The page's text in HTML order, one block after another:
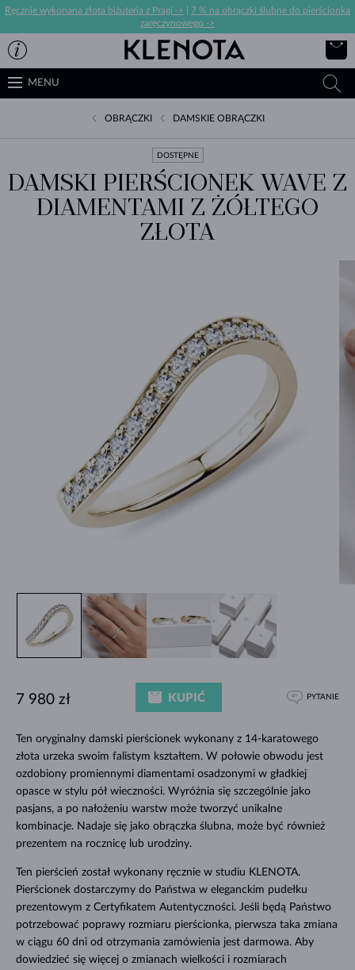
Ręcznie wykonana złota biżuteria z Pragi ->
7 % na obrączki ślubne do pierścionka
zaręczynowego ->
MENU
OBRĄCZKI DAMSKIE OBRĄCZKI
DOSTĘPNE
DAMSKI PIERŚCIONEK WAVE Z
DIAMENTAMI Z ŻÓŁTEGO
ZŁOTA
Ten oryginalny damski pierścionek wykonany z 14-karatowego
złota urzeka swoim falistym kształtem. W połowie obwodu jest
ozdobiony promiennymi diamentami osadzonymi w gładkiej
opasce w stylu pół wieczności. Wyróżnia się szczególnie jako
pasjans, a po nałożeniu warstw może tworzyć unikalne
kombinacje. Nadaje się jako obrączka ślubna, może być również
prezentem na rocznicę lub urodziny.
Ten pierścień został wykonany ręcznie w studiu KLENOTA.
Pierścionek dostarczymy do Państwa w eleganckim pudełku
prezentowym z Certyfikatem Autentyczności. Jeśli będą Państwo
potrzebować poprawy rozmiaru pierścionka, pierwsza taka zmiana
w ciągu 60 dni od otrzymania zamówienia jest darmowa. Aby
dowiedzieć się więcej o zmianach wielkości i rozmiarach
7 980 zł KUPIĆ PYTANIE